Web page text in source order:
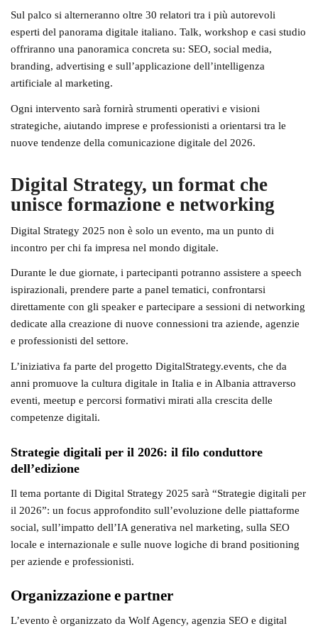
Sul palco si alterneranno oltre 30 relatori tra i più autorevoli
esperti del panorama digitale italiano. Talk, workshop e casi studio
offriranno una panoramica concreta su: SEO, social media,
branding, advertising e sull’applicazione dell’intelligenza
artificiale al marketing.
Ogni intervento sarà fornirà strumenti operativi e visioni
strategiche, aiutando imprese e professionisti a orientarsi tra le
nuove tendenze della comunicazione digitale del 2026.
Digital Strategy, un format che
unisce formazione e networking
Digital Strategy 2025 non è solo un evento, ma un punto di
incontro per chi fa impresa nel mondo digitale.
Durante le due giornate, i partecipanti potranno assistere a speech
ispirazionali, prendere parte a panel tematici, confrontarsi
direttamente con gli speaker e partecipare a sessioni di networking
dedicate allacreazione di nuove connessioni tra aziende, agenzie
e professionisti del settore.
L’iniziativa fa parte del progettoDigitalStrategy.events, che da
anni promuove la cultura digitale in Italia e in Albania attraverso
eventi, meetup e percorsi formativi mirati alla crescita delle
competenze digitali.
Strategie digitali per il 2026: il filo conduttore
dell’edizione
Il tema portante di Digital Strategy 2025 sarà “Strategie digitali per
il 2026”: un focus approfondito sull’evoluzione delle piattaforme
social, sull’impatto dell’IA generativa nel marketing, sulla SEO
locale e internazionale e sulle nuove logiche di brand positioning
per aziende e professionisti.
Organizzazione e partner
L’evento èorganizzato da Wolf Agency, agenzia SEO e digital